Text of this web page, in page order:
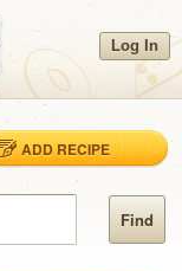
Log In
ADD RECIPE